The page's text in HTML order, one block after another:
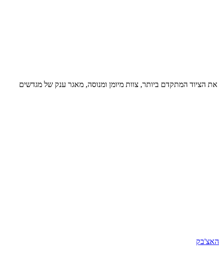
הציוד המתקדם ביותר, צוות מיומן ומנוסה, מאגר ענק של מגדשים
האצ'בק